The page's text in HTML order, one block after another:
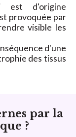
est d'origine
provoquée par
visible les
d'une
des tissus
par la
?